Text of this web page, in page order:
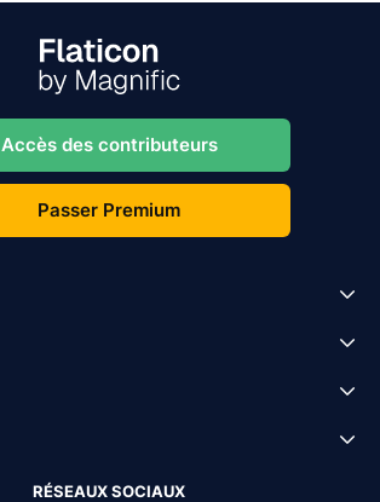
Accès des contributeurs
Passer Premium
RÉSEAUX SOCIAUX